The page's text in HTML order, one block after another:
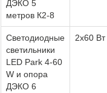
ДЭКО 5
метров К2-8
Светодиодные
светильники
LED Park 4-60
W и опора
ДЭКО 6
2х60 Вт